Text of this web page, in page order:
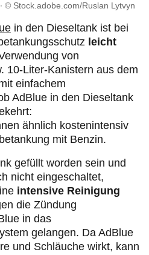
© Stock.adobe.com/Ruslan Lytvyn
in den Dieseltank ist bei
leicht
von
10-Liter-Kanistern aus dem
einfachem
AdBlue in den Dieseltank
ähnlich kostenintensiv
mit Benzin.
gefüllt worden sein und
nicht eingeschaltet,
intensive Reinigung
die Zündung
in das
gelangen. Da AdBlue
und Schläuche wirkt, kann